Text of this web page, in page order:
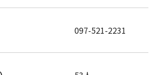
097-521-2231